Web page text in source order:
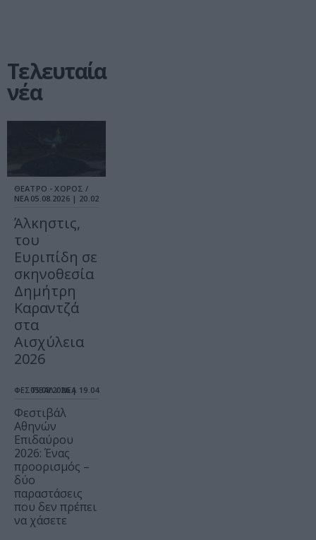
Τελευταία
νέα
ΘΕΑΤΡΟ - ΧΟΡΟΣ /
ΝΕΑ 05.08.2026 | 20.02
Άλκηστις,
του
Ευριπίδη σε
σκηνοθεσία
Δημήτρη
Καραντζά
στα
Αισχύλεια
2026
ΦΕΣΤΙΒΑΛ / ΝΕΑ
05.08.2026 | 19.04
Φεστιβάλ
Αθηνών
Επιδαύρου
2026: Ένας
προορισμός –
δύο
παραστάσεις
που δεν πρέπει
να χάσετε